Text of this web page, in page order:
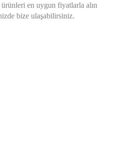
en uygun fiyatlarla alın
bize ulaşabilirsiniz.